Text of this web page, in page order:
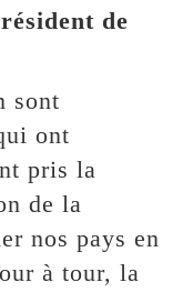
de
sont
ont
pris la
de la
nos pays en
à tour, la